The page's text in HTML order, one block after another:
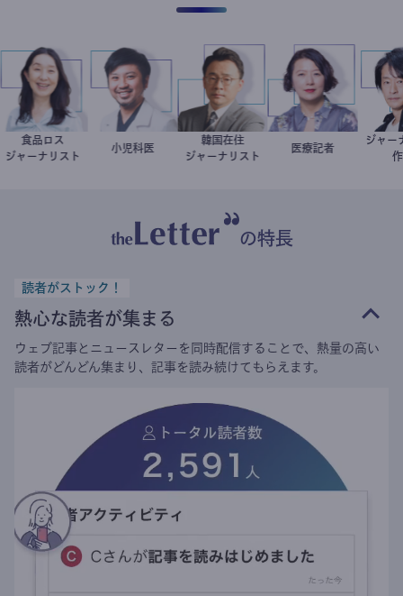
井出留美
食品ロス
ジャーナリスト
今西洋介
小児科医 徐台教
韓国在住
ジャーナリスト
岩永直子
医療記者
ジ
の特長
読者がストック！
熱心な読者が集まる
ウェブ記事とニュースレターを同時配信することで、熱量の高い
読者がどんどん集まり、記事を読み続けてもらえます。